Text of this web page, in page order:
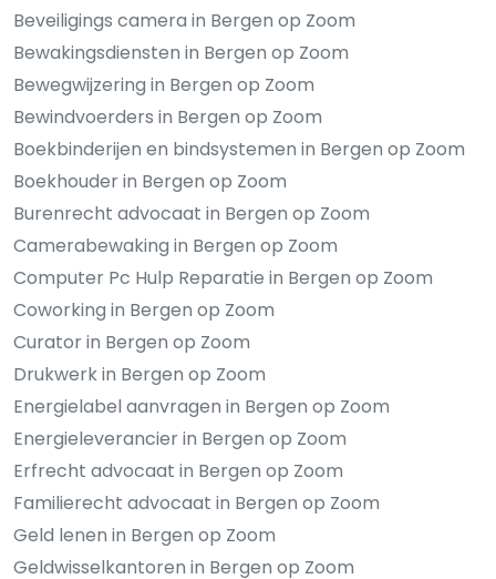
Beveiligings camera in Bergen op Zoom
Bewakingsdiensten in Bergen op Zoom
Bewegwijzering in Bergen op Zoom
Bewindvoerders in Bergen op Zoom
Boekbinderijen en bindsystemen in Bergen op Zoom
Boekhouder in Bergen op Zoom
Burenrecht advocaat in Bergen op Zoom
Camerabewaking in Bergen op Zoom
Computer Pc Hulp Reparatie in Bergen op Zoom
Coworking in Bergen op Zoom
Curator in Bergen op Zoom
Drukwerk in Bergen op Zoom
Energielabel aanvragen in Bergen op Zoom
Energieleverancier in Bergen op Zoom
Erfrecht advocaat in Bergen op Zoom
Familierecht advocaat in Bergen op Zoom
Geld lenen in Bergen op Zoom
Geldwisselkantoren in Bergen op Zoom